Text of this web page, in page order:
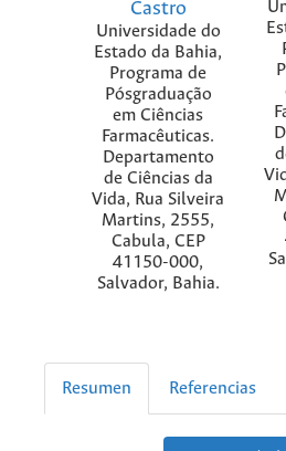
Castro
Universidade do
Estado da Bahia,
Programa de
Pósgraduação
em Ciências
Farmacêuticas.
Departamento
de Ciências da
Vida, Rua Silveira
Martins, 2555,
Cabula, CEP
41150-000,
Salvador, Bahia.
Resumen Referencias